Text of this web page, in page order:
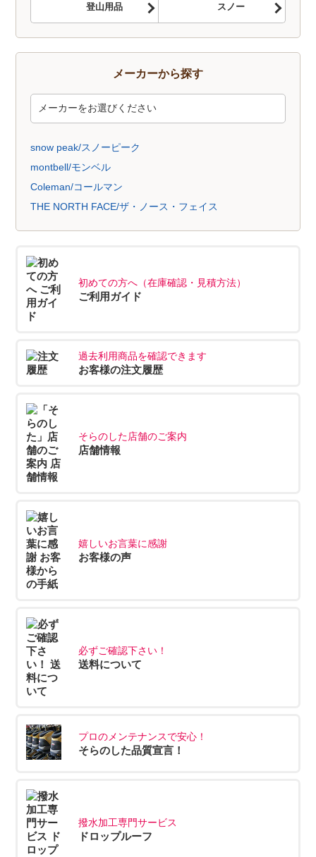
登山用品 スノー
メーカーから探す
snow peak/スノーピーク
montbell/モンベル
Coleman/コールマン
THE NORTH FACE/ザ・ノース・フェイス
初めての方へ（在庫確認・見積方法）
ご利用ガイド
過去利用商品を確認できます
お客様の注文履歴
そらのした店舗のご案内
店舗情報
嬉しいお言葉に感謝
お客様の声
必ずご確認下さい！
送料について
プロのメンテナンスで安心！
そらのした品質宣言！
撥水加工専門サービス
ドロップルーフ